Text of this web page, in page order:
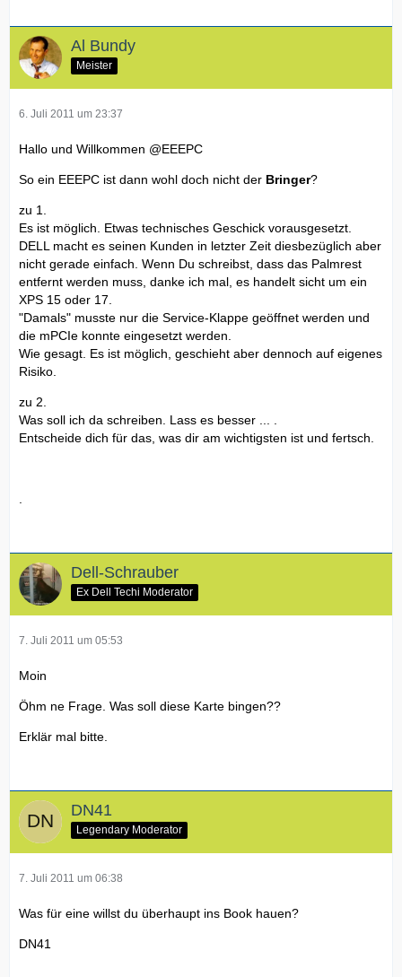
Al Bundy
Meister
6. Juli 2011 um 23:37
Hallo und Willkommen @EEEPC
So ein EEEPC ist dann wohl doch nicht der Bringer?
zu 1.
Es ist möglich. Etwas technisches Geschick vorausgesetzt.
DELL macht es seinen Kunden in letzter Zeit diesbezüglich aber
nicht gerade einfach. Wenn Du schreibst, dass das Palmrest
entfernt werden muss, danke ich mal, es handelt sicht um ein
XPS 15 oder 17.
"Damals" musste nur die Service-Klappe geöffnet werden und
die mPCIe konnte eingesetzt werden.
Wie gesagt. Es ist möglich, geschieht aber dennoch auf eigenes
Risiko.
zu 2.
Was soll ich da schreiben. Lass es besser ... .
Entscheide dich für das, was dir am wichtigsten ist und fertsch.
Dell-Schrauber
Ex Dell Techi Moderator
7. Juli 2011 um 05:53
Moin
Öhm ne Frage. Was soll diese Karte bingen??
Erklär mal bitte.
DN41
Legendary Moderator
7. Juli 2011 um 06:38
Was für eine willst du überhaupt ins Book hauen?
DN41